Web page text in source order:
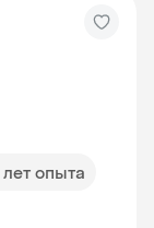
лет опыта